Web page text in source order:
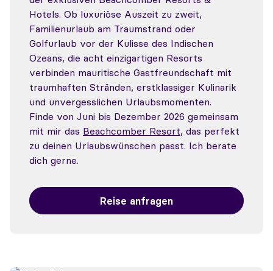
Hotels. Ob luxuriöse Auszeit zu zweit,
Familienurlaub am Traumstrand oder
Golfurlaub vor der Kulisse des Indischen
Ozeans, die acht einzigartigen Resorts
verbinden mauritische Gastfreundschaft mit
traumhaften Stränden, erstklassiger Kulinarik
und unvergesslichen Urlaubsmomenten.
Finde von Juni bis Dezember 2026 gemeinsam
mit mir das Beachcomber Resort, das perfekt
zu deinen Urlaubswünschen passt. Ich berate
dich gerne.
Reise anfragen